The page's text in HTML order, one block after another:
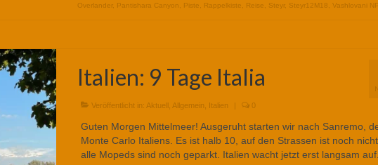
Overlander, Pantishara Canyon Piste Rappelkiste Reise Steyr, Steyr12M18 Vashlovani NP
Italien: 9 Tage Italia
Veröffentlicht in: Aktuell, Allgemein Italien | 0
Guten Morgen Mittelmeer! Ausgeruht starten wir nach Sanremo,
Monte Carlo Italiens. Es ist halb 10, auf den Strassen ist noch
alle Mopeds sind noch geparkt. Italien wacht jetzt erst langsam auf.